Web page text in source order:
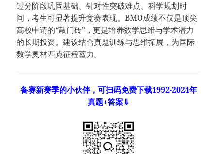
过分阶段巩固基础、针对性突破难点、科学规划时
间，考生可显著提升竞赛表现。BMO成绩不仅是顶尖
高校申请的“敲门砖”，更是培养数学思维与学术潜力
的长期投资。建议结合真题训练与思维拓展，为国际
数学奥林匹克征程蓄力。
备赛新赛季的小伙伴，可扫码免费下载1992-2024年
真题+答案⇓